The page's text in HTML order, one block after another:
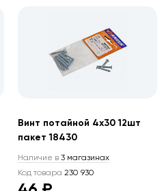
Винт потайной 4х30 12шт
пакет 18430
Наличие в 3 магазинах
Код товара 230 930